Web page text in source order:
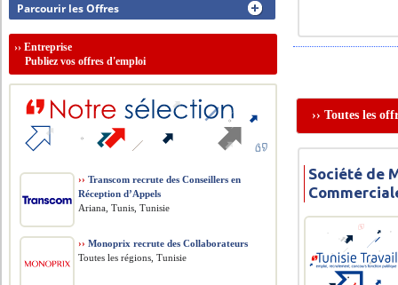
›› Toutes les
Société de
Parcourir les Offres
››Entreprise
Publiez vos offres d'emploi
›› Transcom recrute des Conseillers en
Réception d’Appels
Ariana, Tunis, Tunisie
›› Monoprix recrute des Collaborateurs
Toutes les régions, Tunisie